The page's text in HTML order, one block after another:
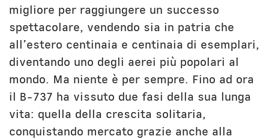
migliore per raggiungere un successo
spettacolare, vendendo sia in patria che
all’estero centinaia e centinaia di esemplari,
diventando uno degli aerei più popolari al
mondo. Ma niente è per sempre. Fino ad ora
il B-737 ha vissuto due fasi della sua lunga
vita: quella della crescita solitaria,
conquistando mercato grazie anche alla